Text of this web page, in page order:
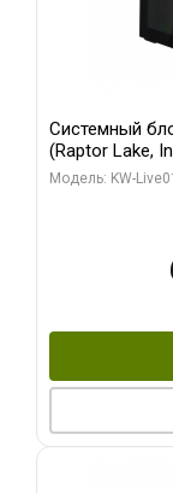
Системный
(Raptor Lake,
модуля)/ Afox
Модель: KW-